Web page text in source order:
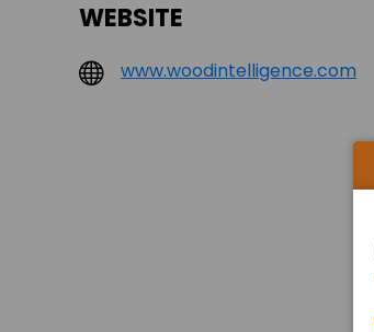
WEBSITE
www.woodintelligence.com